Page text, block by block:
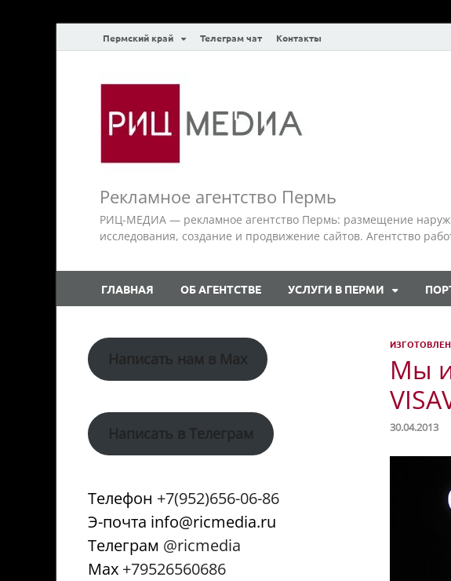
Пермский край Телеграм чат Контакты
Рекламное агентство Пермь
РИЦ-МЕДИА — рекламное агентство Пермь: размещение
исследования, создание и продвижение сайтов. Агентство
ГЛАВНАЯ ОБ АГЕНТСТВЕ УСЛУГИ В ПЕРМИ
Мы
30.04.2013
Написать нам в Max
Написать в Телеграм
Телефон +7(952)656-06-86
Э-почта info@ricmedia.ru
Телеграм @ricmedia
Мах +79526560686